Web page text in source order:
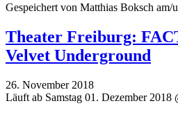
Gespeichert von Matthias Boksch am/
Theater Freiburg:
Velvet Underground
26. November 2018
Läuft ab Samstag 01. Dezember 2018